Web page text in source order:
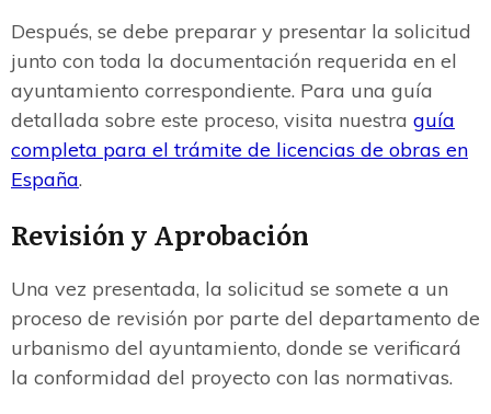
Después, se debe preparar y presentar la solicitud
junto con toda la documentación requerida en el
ayuntamiento correspondiente. Para una guía
detallada sobre este proceso, visita nuestra guía
completa para el trámite de licencias de obras en
España.
Revisión y Aprobación
Una vez presentada, la solicitud se somete a un
proceso de revisión por parte del departamento de
urbanismo del ayuntamiento, donde se verificará
la conformidad del proyecto con las normativas.